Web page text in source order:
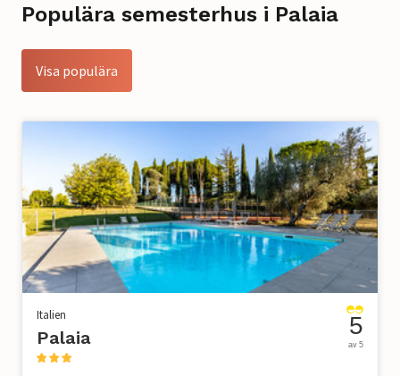
Populära semesterhus i Palaia
Visa populära
Italien
Palaia 5
av 5